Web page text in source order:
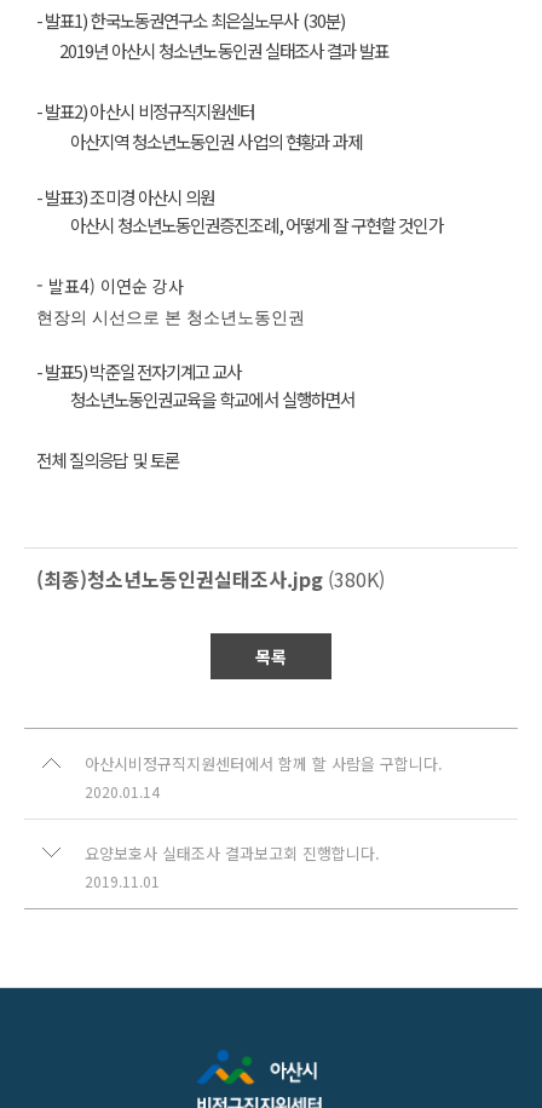
-발표1)한국노동권연구소 최은실노무사(30분)
2019년 아산시 청소년노동인권 실태조사 결과 발표
-발표2)아산시 비정규직지원센터
아산지역 청소년노동인권 사업의 현황과 과제
- 발표3)조미경 아산시 의원
아산시 청소년노동인권증진조례,어떻게 잘 구현할 것인가
- 발표4) 이연순 강사
현장의 시선으로 본 청소년노동인권
- 발표5)박준일 전자기계고 교사
청소년노동인권교육을 학교에서 실행하면서
전체 질의응답 및 토론
(최종)청소년노동인권실태조사.jpg (380K)
목록
아산시비정규직지원센터에서 함께 할 사람을 구합니다.
2020.01.14
요양보호사 실태조사 결과보고회 진행합니다.
2019.11.01